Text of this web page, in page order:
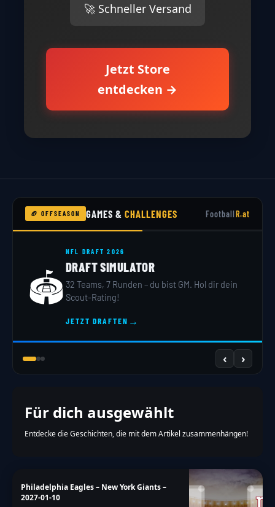
🚀 Schneller Versand
Jetzt Store
entdecken →
🏈 OFFSEASON GAMES &CHALLENGES FootballR.at
🏟️
NFL DRAFT 2026
DRAFT SIMULATOR
32 Teams, 7 Runden – du bist GM. Hol dir dein
Scout-Rating!
JETZT DRAFTEN →
‹ ›
Für dich ausgewählt
Entdecke die Geschichten, die mit dem Artikel zusammenhängen!
Philadelphia Eagles – New York Giants –
2027-01-10